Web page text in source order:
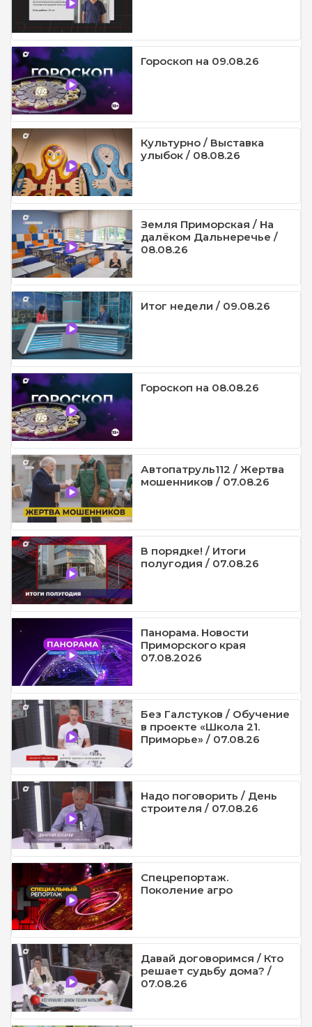
Гороскоп на 09.08.26
Культурно / Выставка
улыбок / 08.08.26
Земля Приморская / На
далёком Дальнеречье /
08.08.26
Итог недели / 09.08.26
Гороскоп на 08.08.26
Автопатруль112 / Жертва
мошенников / 07.08.26
В порядке! / Итоги
полугодия / 07.08.26
Панорама. Новости
Приморского края
07.08.2026
Без Галстуков / Обучение
в проекте «Школа 21.
Приморье» / 07.08.26
Надо поговорить / День
строителя / 07.08.26
Спецрепортаж.
Поколение агро
Давай договоримся / Кто
решает судьбу дома? /
07.08.26